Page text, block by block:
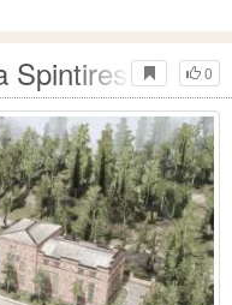
0
Spintires